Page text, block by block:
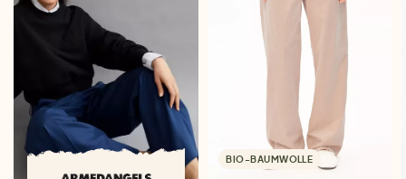
BIO-BAUMWOLLE